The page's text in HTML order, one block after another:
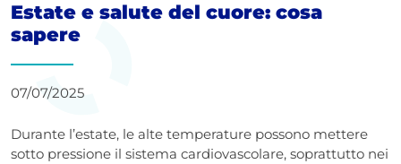
Estate e salute del cuore: cosa
sapere
07/07/2025
Durante l’estate, le alte temperature possono mettere
sotto pressione il sistema cardiovascolare, soprattutto nei